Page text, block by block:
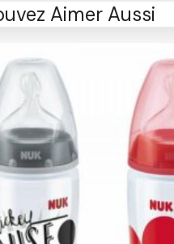
Aimer Aussi